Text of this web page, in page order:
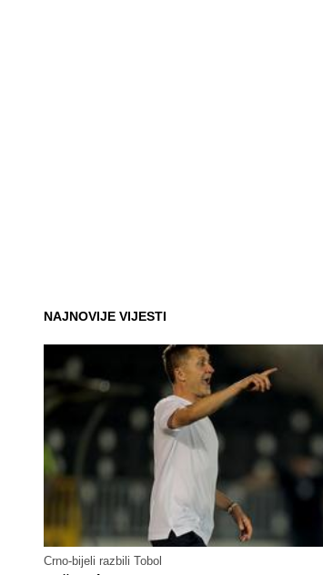
NAJNOVIJE VIJESTI
Crno-bijeli razbili Tobol